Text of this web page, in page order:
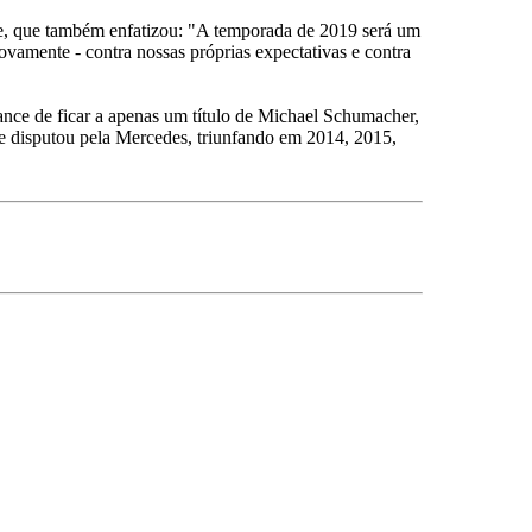
que também enfatizou: "A temporada de 2019 será um
- contra nossas próprias expectativas e contra
de ficar a apenas um título de Michael Schumacher,
disputou pela Mercedes, triunfando em 2014, 2015,